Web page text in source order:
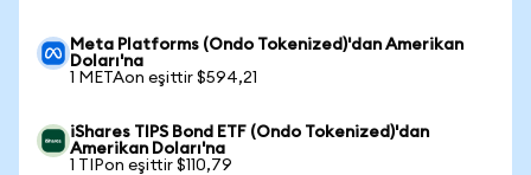
Meta Platforms (Ondo Tokenized)'dan Amerikan
Doları'na
1 METAon eşittir $594,21
iShares TIPS Bond ETF (Ondo Tokenized)'dan
Amerikan Doları'na
1 TIPon eşittir $110,79